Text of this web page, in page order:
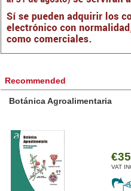
Recommended
Botánica Agroalimentaria
VAT